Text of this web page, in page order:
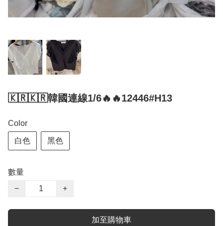
🇰🇷🇰🇷韓國連線1/6🔥🔥12446#H13
Color
白色 黑色
數量
−
+
加至購物車